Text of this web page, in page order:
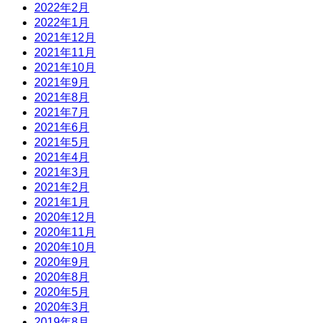
2022年2月
2022年1月
2021年12月
2021年11月
2021年10月
2021年9月
2021年8月
2021年7月
2021年6月
2021年5月
2021年4月
2021年3月
2021年2月
2021年1月
2020年12月
2020年11月
2020年10月
2020年9月
2020年8月
2020年5月
2020年3月